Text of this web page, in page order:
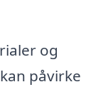
og
påvirke